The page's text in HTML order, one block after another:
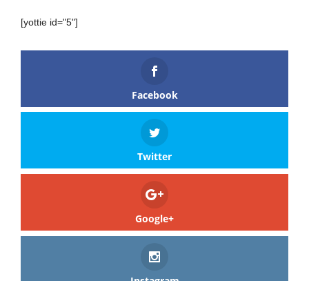
[yottie id="5"]
Facebook
Twitter
Google+